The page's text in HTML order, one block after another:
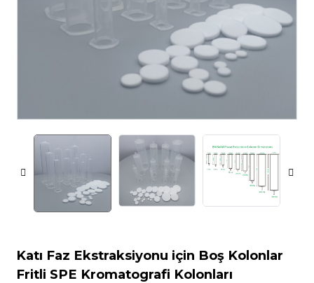
Katı Faz Ekstraksiyonu için Boş Kolonlar
Fritli SPE Kromatografi Kolonları